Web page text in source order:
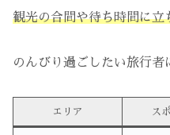
観光の合間や待ち時間に立
のんびり過ごしたい旅行者
エリア ス